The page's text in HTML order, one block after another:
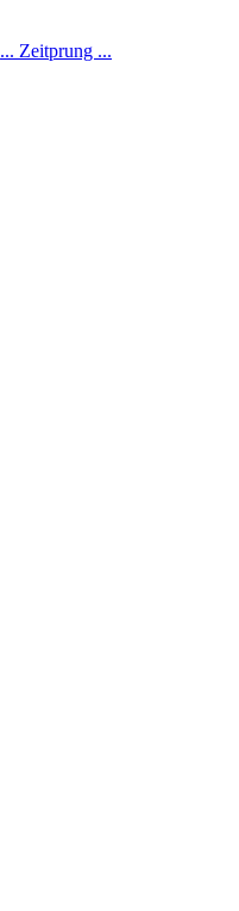
... Zeitprung ...